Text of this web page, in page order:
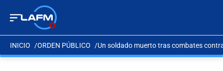
INICIO ORDEN PÚBLICO Un soldado muerto tras combates